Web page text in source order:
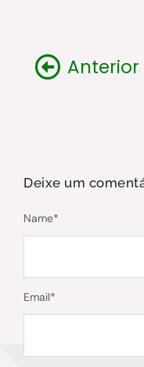
Anterior
Deixe um
Name*
Email*